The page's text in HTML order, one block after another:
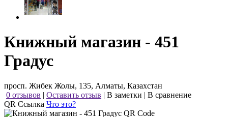
Книжный магазин - 451
Градус
просп. Жибек Жолы, 135, Алматы, Казахстан
0 отзывов | Оставить отзыв | В заметки | В сравнение
QR Ссылка Что это?